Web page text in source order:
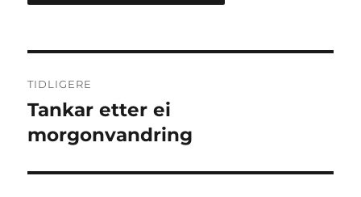
TIDLIGERE
Forrige
innlegg:
Tankar etter ei
morgonvandring